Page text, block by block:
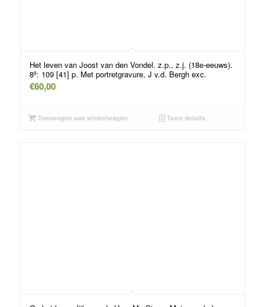
Het leven van Joost van den Vondel. z.p., z.j. (18e-eeuws).
8º: 109 [41] p. Met portretgravure, J v.d. Bergh exc.
€60,00
Toevoegen aan winkelwagen Toon details